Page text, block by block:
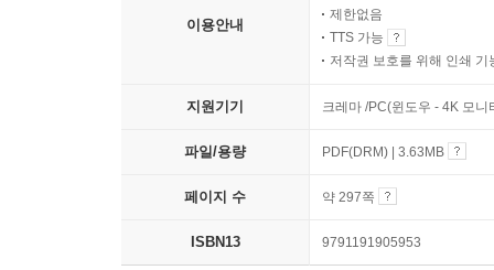
이용안내
제한없음
TTS 가능
저작권 보호를 위해 인쇄 기
지원기기 크레마 /PC(윈도우 - 4K 모
파일/용량 PDF(DRM) | 3.63MB
페이지 수 약 297쪽
ISBN13 9791191905953